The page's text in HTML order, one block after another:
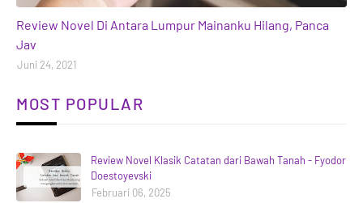
Review Novel Di Antara Lumpur Mainanku Hilang, Panca
Jav
Juni 24, 2021
MOST POPULAR
Review Novel Klasik Catatan dari Bawah Tanah - Fyodor
Doestoyevski
Februari 06, 2025